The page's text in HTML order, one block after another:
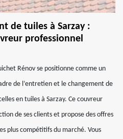
de tuiles à Sarzay :
professionnel
Rénov se positionne comme un
de l’entretien et le changement de
en tuiles à Sarzay. Ce couvreur
de ses clients et propose des offres
plus compétitifs du marché. Vous